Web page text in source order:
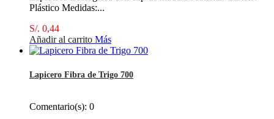
Plástico Medidas:...
S/. 0,44
Añadir al carrito Más
Lapicero Fibra de Trigo 700
Comentario(s): 0